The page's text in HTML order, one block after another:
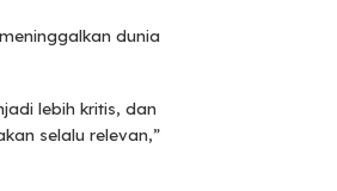
dunia
lebih kritis, dan
selalu relevan,”